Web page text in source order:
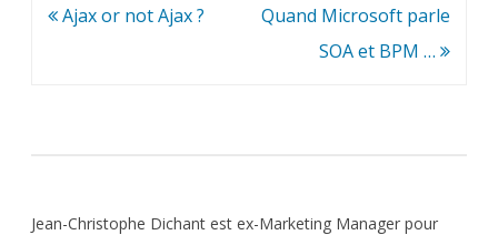
Navigation
Ajax or not Ajax ?
Quand Microsoft parle
SOA et BPM …
Jean-Christophe Dichant est ex-Marketing Manager pour